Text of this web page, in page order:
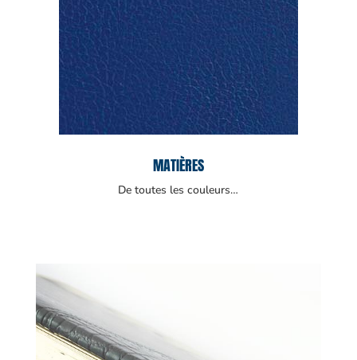
MATIÈRES
De toutes les couleurs…